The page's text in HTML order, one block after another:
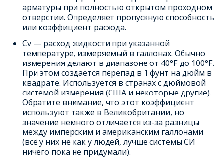
арматуры при полностью открытом проходном
отверстии. Определяет пропускную способность
или коэффициент расхода.
Cv — расход жидкости при указанной
температуре, измеряемый в галлонах. Обычно
измерения делают в диапазоне от 40°F до 100°F.
При этом создается перепад в 1 фунт на дюйм в
квадрате. Используется в странах с дюймовой
системой измерения (США и некоторые другие).
Обратите внимание, что этот коэффициент
используют также в Великобритании, но
значение немного отличается из-за разницы
между имперским и американским галлонами
(всё у них не как у людей, лучше системы СИ
ничего пока не придумали).